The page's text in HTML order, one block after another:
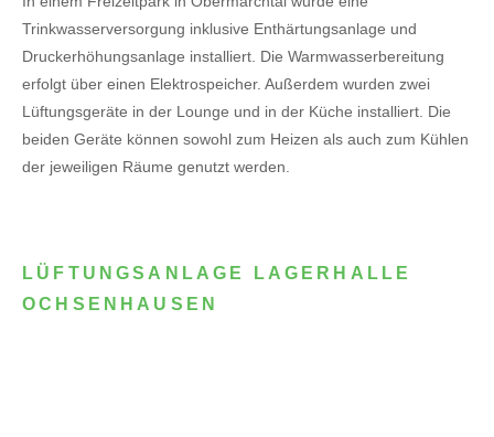
Trinkwasserversorgung inklusive Enthärtungsanlage und
Druckerhöhungsanlage installiert. Die Warmwasserbereitung
erfolgt über einen Elektrospeicher. Außerdem wurden zwei
Lüftungsgeräte in der Lounge und in der Küche installiert. Die
beiden Geräte können sowohl zum Heizen als auch zum Kühlen
der jeweiligen Räume genutzt werden.
LÜFTUNGSANLAGE LAGERHALLE
OCHSENHAUSEN